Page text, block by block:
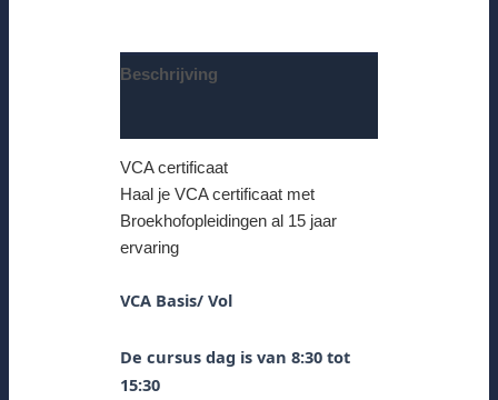
Beschrijving
VCA certificaat
Haal je VCA certificaat met
Broekhofopleidingen al 15 jaar
ervaring
VCA Basis/ Vol
De cursus dag is van 8:30 tot
15:30